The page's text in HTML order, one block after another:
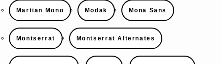
Martian Mono Modak Mona Sans
Montserrat Montserrat Alternates